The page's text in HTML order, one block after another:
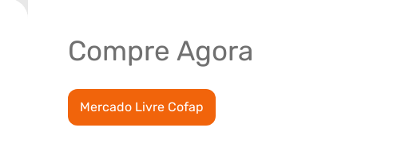
Compre Agora
Mercado Livre Cofap